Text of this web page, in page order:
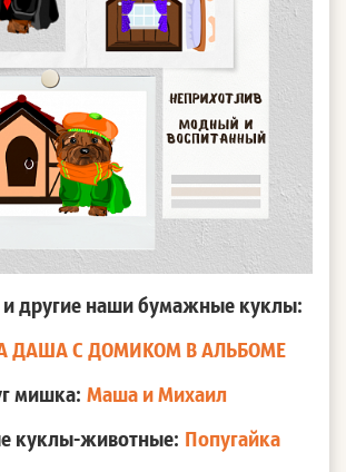
и другие наши бумажные куклы:
С ДОМИКОМ В АЛЬБОМЕ
мишка: Маша и Михаил
куклы-животные: Попугайка